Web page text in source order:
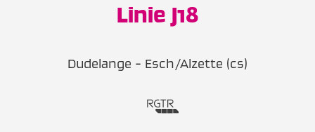
Linie J18
Dudelange - Esch/Alzette (cs)